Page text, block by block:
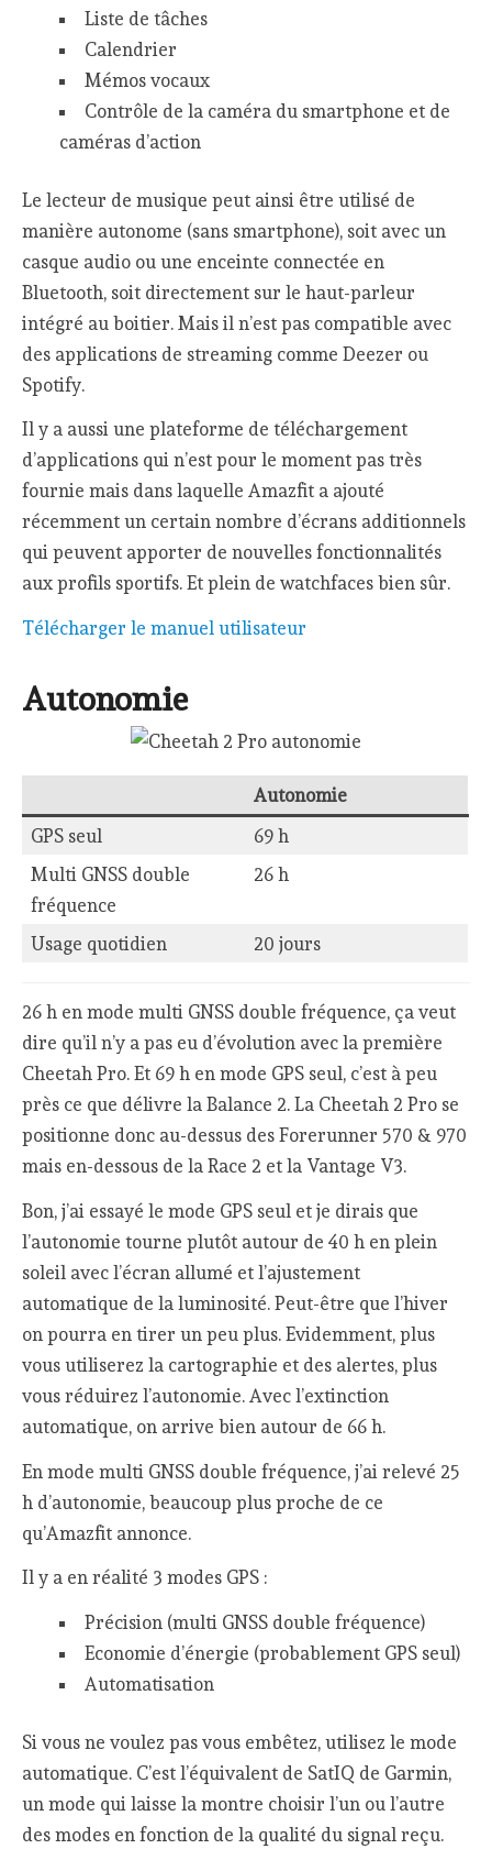
Liste de tâches
Calendrier
Mémos vocaux
Contrôle de la caméra du smartphone et de
caméras d’action
Le lecteur de musique peut ainsi être utilisé de
manière autonome (sans smartphone), soit avec un
casque audio ou une enceinte connectée en
Bluetooth, soit directement sur le haut-parleur
intégré au boitier. Mais il n’est pas compatible avec
des applications de streaming comme Deezer ou
Spotify.
Il y a aussi une plateforme de téléchargement
d’applications qui n’est pour le moment pas très
fournie mais dans laquelle Amazfit a ajouté
récemment un certain nombre d’écrans additionnels
qui peuvent apporter de nouvelles fonctionnalités
aux profils sportifs. Et plein de watchfaces bien sûr.
Télécharger le manuel utilisateur
Autonomie
Autonomie
GPS seul
69 h
Multi GNSS double
fréquence
26 h
Usage quotidien 20 jours
26 h en mode multi GNSS double fréquence, ça veut
dire qu’il n’y a pas eu d’évolution avec la première
Cheetah Pro. Et 69 h en mode GPS seul, c’est à peu
près ce que délivre la Balance 2. La Cheetah 2 Pro se
positionne donc au-dessus des Forerunner 570 & 970
mais en-dessous de la Race 2 et la Vantage V3.
Bon, j’ai essayé le mode GPS seul et je dirais que
l’autonomie tourne plutôt autour de 40 h en plein
soleil avec l’écran allumé et l’ajustement
automatique de la luminosité. Peut-être que l’hiver
on pourra en tirer un peu plus. Evidemment, plus
vous utiliserez la cartographie et des alertes, plus
vous réduirez l’autonomie. Avec l’extinction
automatique, on arrive bien autour de 66 h.
En mode multi GNSS double fréquence, j’ai relevé 25
h d’autonomie, beaucoup plus proche de ce
qu’Amazfit annonce.
Il y a en réalité 3 modes GPS :
Précision (multi GNSS double fréquence)
Economie d’énergie (probablement GPS seul)
Automatisation
Si vous ne voulez pas vous embêtez, utilisez le mode
automatique. C’est l’équivalent de SatIQ de Garmin,
un mode qui laisse la montre choisir l’un ou l’autre
des modes en fonction de la qualité du signal reçu.